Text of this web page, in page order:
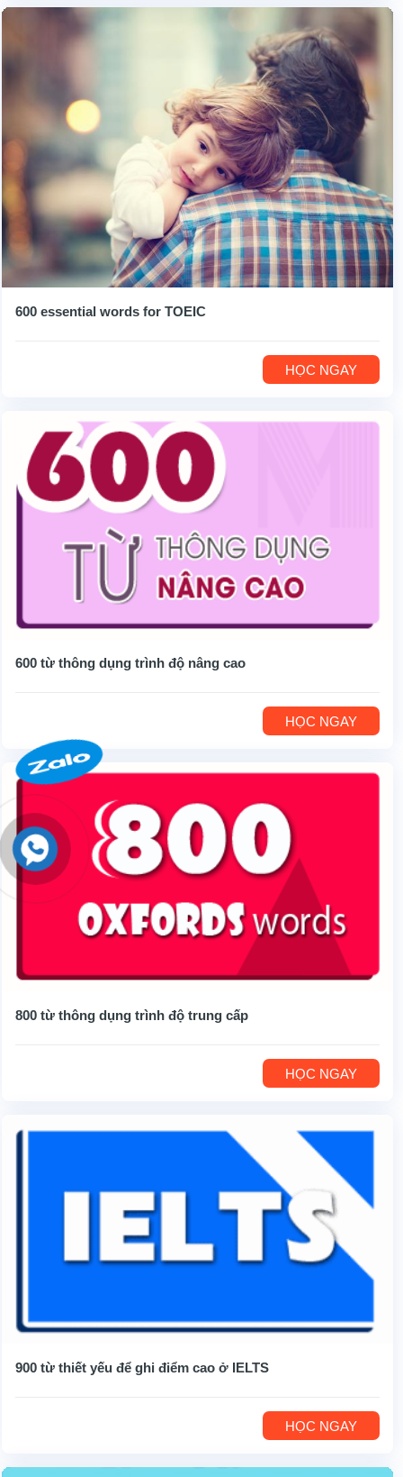
600 essential words for TOEIC
HỌC NGAY
600 từ thông dụng trình độ nâng cao
HỌC NGAY
800 từ thông dụng trình độ trung cấp
HỌC NGAY
900 từ thiết yếu để ghi điểm cao ở IELTS
HỌC NGAY